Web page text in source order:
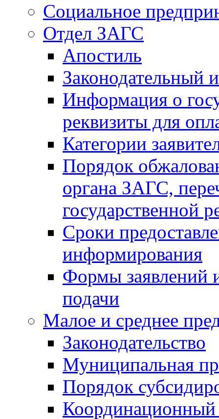
Социальное
Отдел ЗАГС
Апостиль
Законодательный
Информация о
реквизиты для
Категории
Порядок
органа ЗАГС,
государственной
Сроки
информирования
Формы заявлений
подачи
Малое и среднее
Законодательство
Муниципальная
Порядок
Координационный